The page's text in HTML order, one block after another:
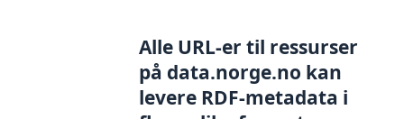
Alle URL-er til ressurser
på data.norge.no kan
levere RDF-metadata i